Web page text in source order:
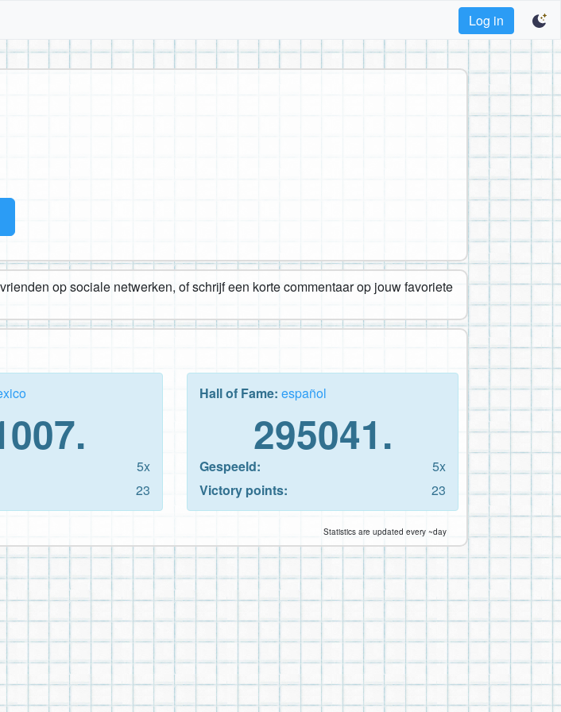
Log in
op sociale netwerken, of schrijf een korte commentaar op jouw favoriete
5x
23
Hall of Fame: español
295041.
Gespeeld:
5x
Victory points:
23
Statistics are updated every ~day